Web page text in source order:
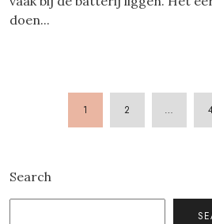
doen...
1 2 …
Search